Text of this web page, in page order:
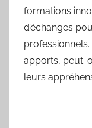
formations
d’échanges
apports, peut-
leurs